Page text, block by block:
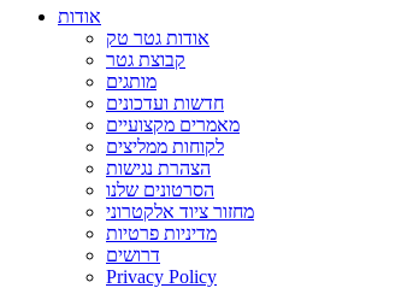
אודות
אודות גטר טק
קבוצת גטר
מותגים
חדשות ועדכונים
מאמרים מקצועיים
לקוחות ממליצים
הצהרת נגישות
הסרטונים שלנו
מחזור ציוד אלקטרוני
מדיניות פרטיות
דרושים
Privacy Policy